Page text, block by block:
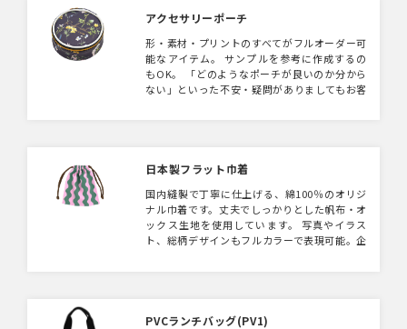
アクセサリーポーチ
形・素材・プリントのすべてがフルオーダー可
能なアイテム。 サンプルを参考に作成するの
もOK。 「どのようなポーチが良いのか分から
ない」といった不安・疑問がありましてもお客
日本製フラット巾着
国内縫製で丁寧に仕上げる、綿100％のオリジ
ナル巾着です。丈夫でしっかりとした帆布・オ
ックス生地を使用しています。 写真やイラス
ト、総柄デザインもフルカラーで表現可能。企
PVCランチバッグ(PV1)